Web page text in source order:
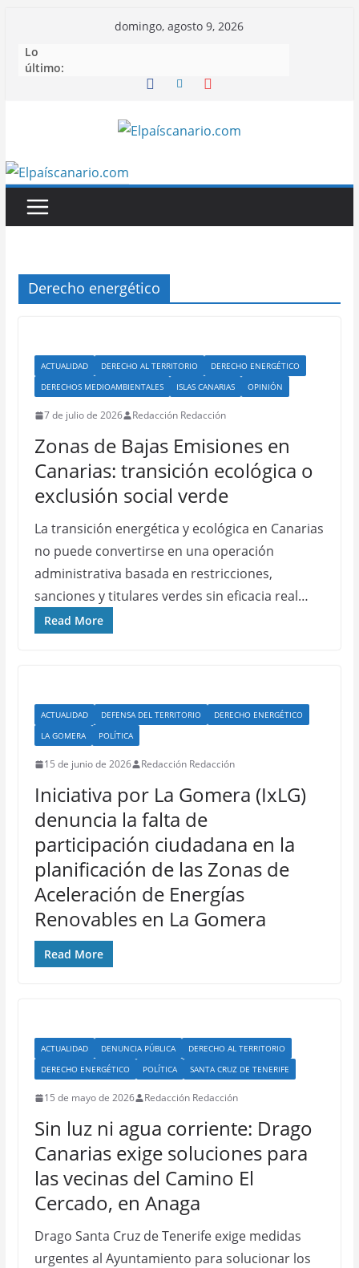
contenido
domingo, agosto 9, 2026
Lo
último:
Derecho energético
ACTUALIDAD DERECHO AL TERRITORIO
DERECHO ENERGÉTICO
DERECHOS MEDIOAMBIENTALES
ISLAS CANARIAS OPINIÓN
7 de julio de 2026 Redacción Redacción
Zonas de Bajas Emisiones en
Canarias: transición ecológica o
exclusión social verde
La transición energética y ecológica en Canarias
no puede convertirse en una operación
administrativa basada en restricciones,
sanciones y titulares verdes sin eficacia real…
Read More
ACTUALIDAD DEFENSA DEL TERRITORIO
DERECHO ENERGÉTICO
LA GOMERA
POLÍTICA
15 de junio de 2026 Redacción Redacción
Iniciativa por La Gomera (IxLG)
denuncia la falta de
participación ciudadana en la
planificación de las Zonas de
Aceleración de Energías
Renovables en La Gomera
Read More
ACTUALIDAD DENUNCIA PÚBLICA
DERECHO AL TERRITORIO
DERECHO ENERGÉTICO
POLÍTICA SANTA CRUZ DE TENERIFE
15 de mayo de 2026 Redacción Redacción
Sin luz ni agua corriente: Drago
Canarias exige soluciones para
las vecinas del Camino El
Cercado, en Anaga
Drago Santa Cruz de Tenerife exige medidas
urgentes al Ayuntamiento para solucionar los